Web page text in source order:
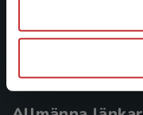
Köpvillkor